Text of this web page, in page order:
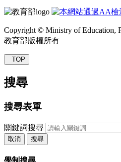
Copyright © Ministry of Education,
教育部版權所有
TOP
搜尋
搜尋表單
關鍵詞搜尋
取消 搜尋
學制搜尋